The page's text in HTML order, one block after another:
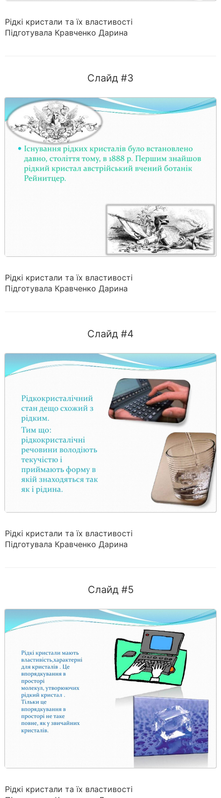
Рідкі кристали та їх властивості
Підготувала Кравченко Дарина
Слайд #3
Рідкі кристали та їх властивості
Підготувала Кравченко Дарина
Слайд #4
Рідкі кристали та їх властивості
Підготувала Кравченко Дарина
Слайд #5
Рідкі кристали та їх властивості